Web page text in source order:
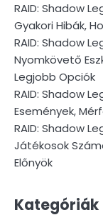
RAID: Shadow
Gyakori Hibák,
RAID: Shadow
Nyomkövető
Legjobb Opciók
RAID: Shadow
Események,
RAID: Shadow
Játékosok
Előnyök
Kategóriák